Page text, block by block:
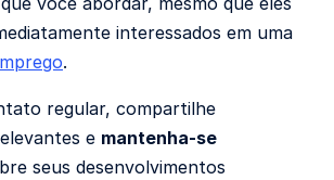
interessados em uma
.
regular, compartilhe
e mantenha-se
seus desenvolvimentos